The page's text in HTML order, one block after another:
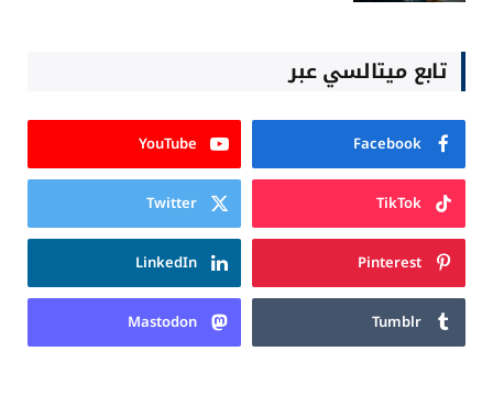
تابع ميتالسي عبر
Facebook
YouTube
TikTok
Twitter
Pinterest
LinkedIn
Tumblr
Mastodon